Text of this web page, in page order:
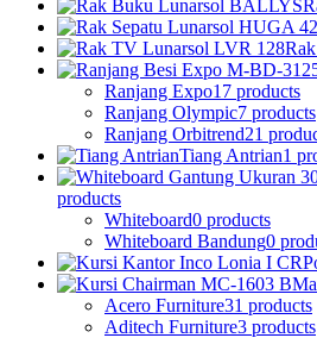
Ranjang Expo17 products
Ranjang Olympic7 products
Ranjang Orbitrend21
Tiang Antrian1
products
Whiteboard0 products
Whiteboard Bandung0
Acero Furniture31 products
Aditech Furniture3 products